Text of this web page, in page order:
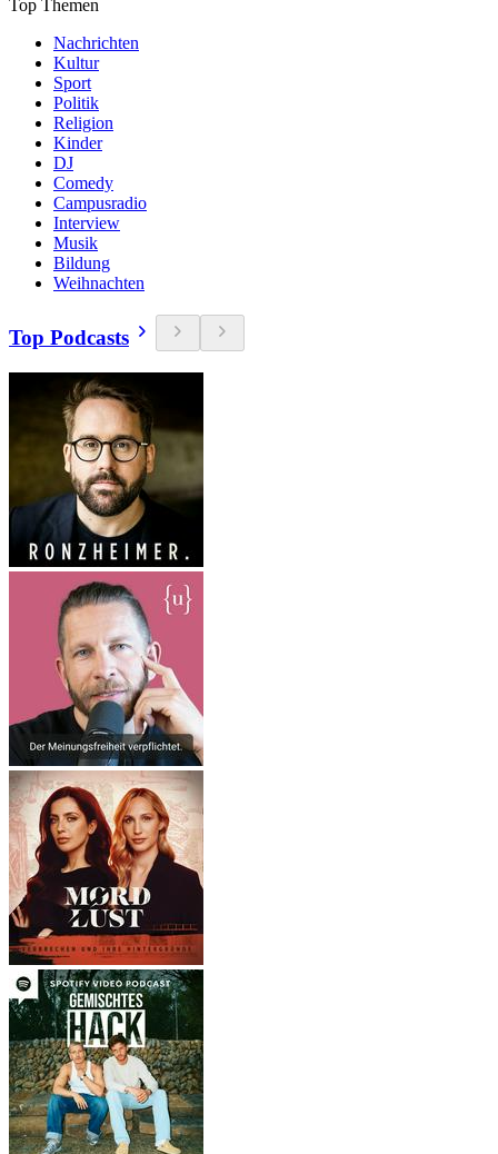
Top Themen
Nachrichten
Kultur
Sport
Politik
Religion
Kinder
DJ
Comedy
Campusradio
Interview
Musik
Bildung
Weihnachten
Top Podcasts